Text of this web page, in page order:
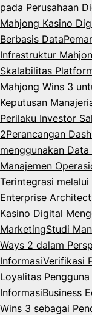
pada Perusahaan
Mahjong Kasino
Berbasis Data
Infrastruktur
Skalabilitas
Mahjong Wins 3
Keputusan
Perilaku Investor
2Perancangan
menggunakan
Manajemen
Terintegrasi
Enterprise
Kasino Digital
MarketingStudi
Ways 2 dalam
InformasiVerifikasi
Loyalitas
InformasiBusiness
Wins 3 sebagai